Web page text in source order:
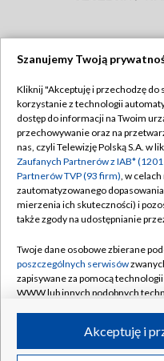
Abonament TVP
Emisja w TVP
Centrum informacji TVP
Naziemna Telewizja
Rada Programowa
System NOS
Informacje o nadawcy
Program dla prasy
©2026 Telewizja
Szanujemy Twoją
Kliknij "Akceptuję i przechodzę do
korzystanie z technologii
dostęp do informacji na Twoim
przechowywanie oraz na
nas, czyli Telewizję Polską S.A. w
Zaufanych Partnerów z IAB*
Partnerów TVP (93 firm), w
zautomatyzowanego
mierzenia ich skuteczności) i
także zgody na udostępnianie
Twoje dane osobowe zbierane
poszczególnych serwisów
zapisywane za pomocą
WWW lub innych podobnych
ruchu w Internecie.Akceptuję i